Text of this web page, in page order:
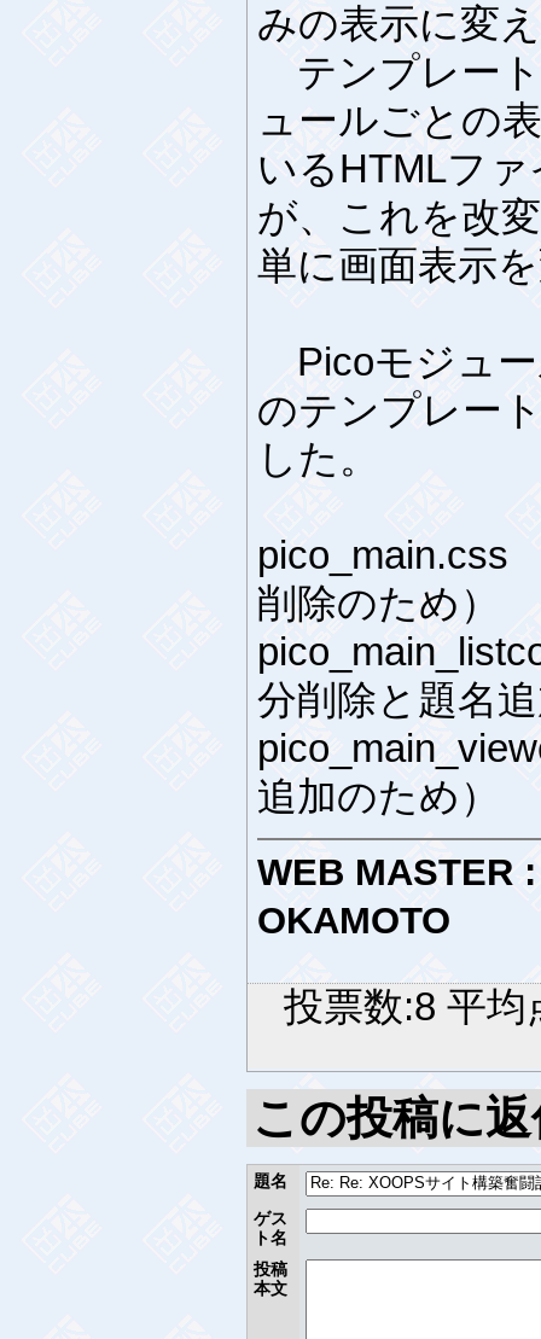
みの表示に変
テンプレー
ュールごとの
いるHTMLフ
が、これを改
単に画面表示
Picoモジュ
のテンプレー
した。
pico_main.css
削除のため）
分削除と題名
追加のため）
WEB MASTER
OKAMOTO
投票数:8 平
この投稿に
題名
ゲス
ト名
投稿
本文